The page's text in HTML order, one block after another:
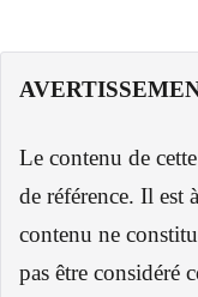
Le contenu de
de référence. Il est
contenu ne
pas être considéré